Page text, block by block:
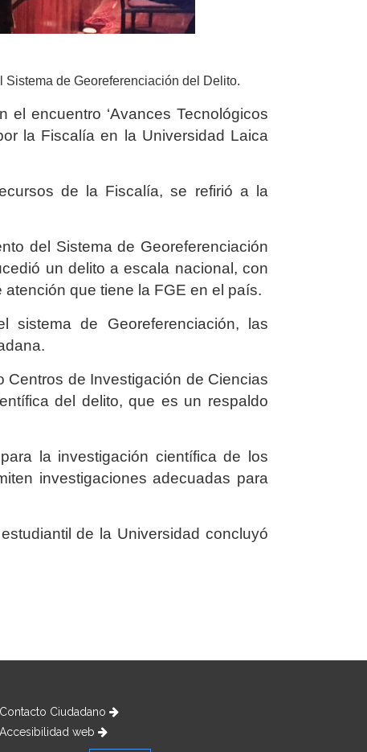
de Georeferenciación del Delito.
encuentro ‘Avances Tecnológicos
la Fiscalía en la Universidad Laica
de la Fiscalía, se refirió a la
del Sistema de Georeferenciación
un delito a escala nacional, con
que tiene la FGE en el país.
de Georeferenciación, las
de Investigación de Ciencias
del delito, que es un respaldo
la investigación científica de los
investigaciones adecuadas para
de la Universidad concluyó
Contacto Ciudadano
Accesibilidad web